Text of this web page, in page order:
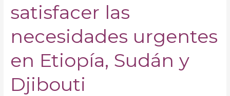
satisfacer las
necesidades urgentes
en Etiopía, Sudán y
Djibouti
y